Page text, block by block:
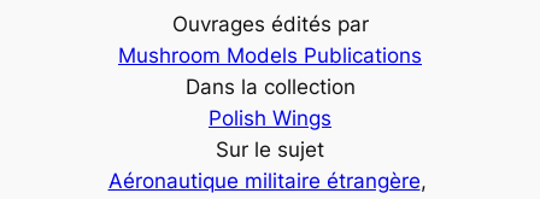
Ouvrages édités par
Mushroom Models Publications
Dans la collection
Polish Wings
Sur le sujet
Aéronautique militaire étrangère